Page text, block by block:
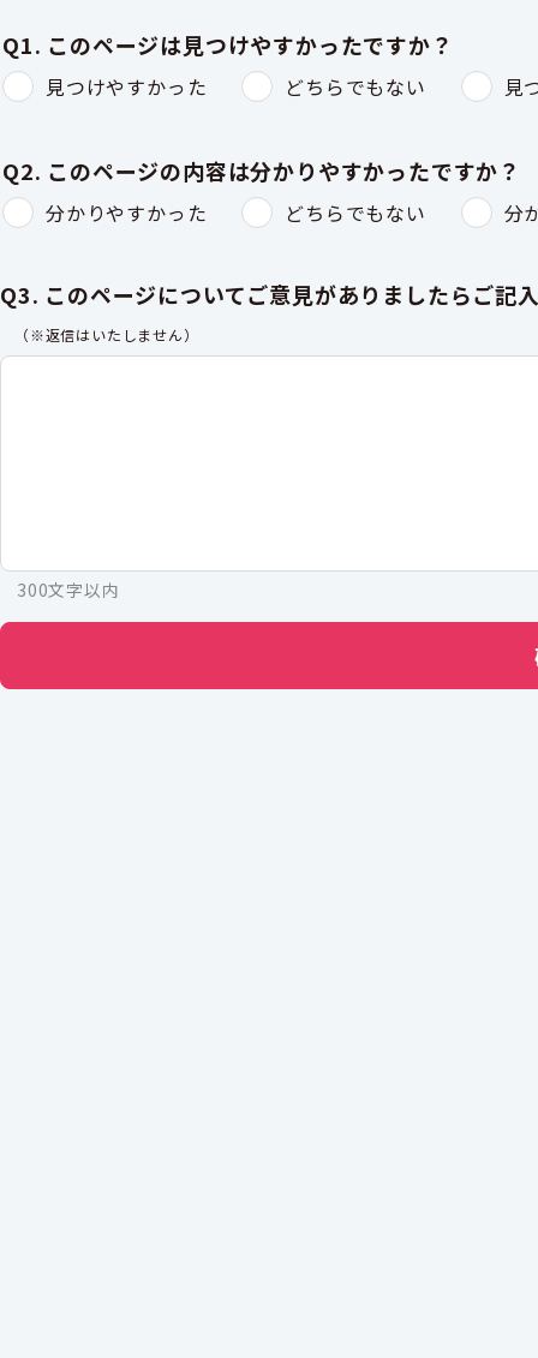
Q1. このページは見つけやすかったですか？
見つけやすかった どちらでもない 見
Q2. このページの内容は分かりやすかったですか？
分かりやすかった どちらでもない 分
Q3. このページについてご意見がありましたらご記
（※返信はいたしません）
300文字以内